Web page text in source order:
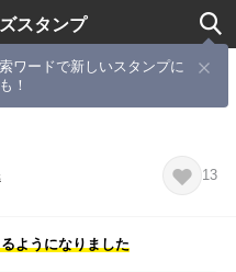
スタンプ
ワードで新しいスタンプに
！2026「幼犬＆黄色い
13
ようになりました